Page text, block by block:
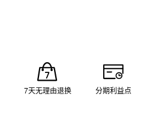
7天无理由退换 分期利益点